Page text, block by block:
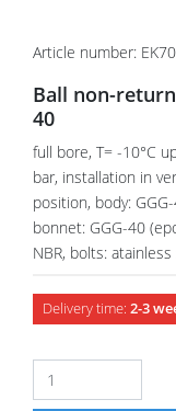
Article number:
Ball non-
40
full bore, T= -10°C
bar, installation in
position, body:
bonnet: GGG-40
NBR, bolts:
Delivery time: 2-3